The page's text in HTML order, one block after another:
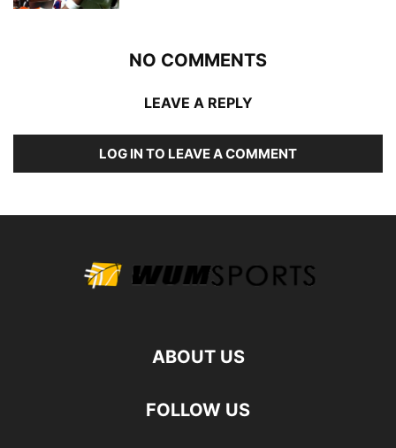
NO COMMENTS
LEAVE A REPLY
LOG IN TO LEAVE A COMMENT
ABOUT US
FOLLOW US